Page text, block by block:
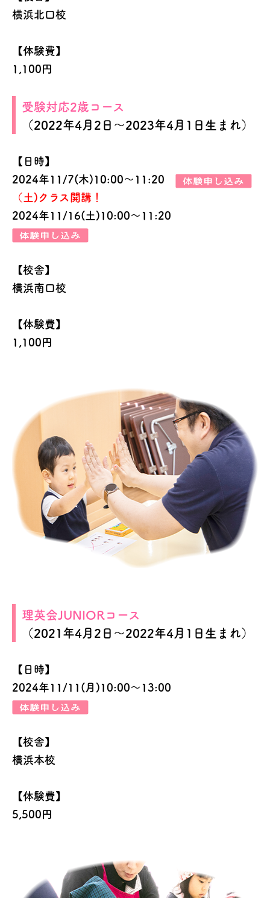
横浜北口校
【体験費】
1,100円
受験対応2歳コース
（2022年4月2日～2023年4月1日生まれ）
【日時】
2024年11/7(木)10:00～11:20
（土)クラス開講！
2024年11/16(土)10:00～11:20
【校舎】
横浜南口校
【体験費】
1,100円
理英会JUNIOR コース
（2021年4月2日～2022年4月1日生まれ）
【日時】
2024年11/11(月)10:00～13:00
【校舎】
横浜本校
【体験費】
5,500円